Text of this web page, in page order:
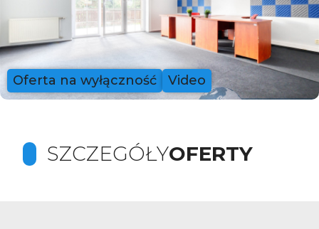
Oferta na wyłączność Video
SZCZEGÓŁYOFERTY